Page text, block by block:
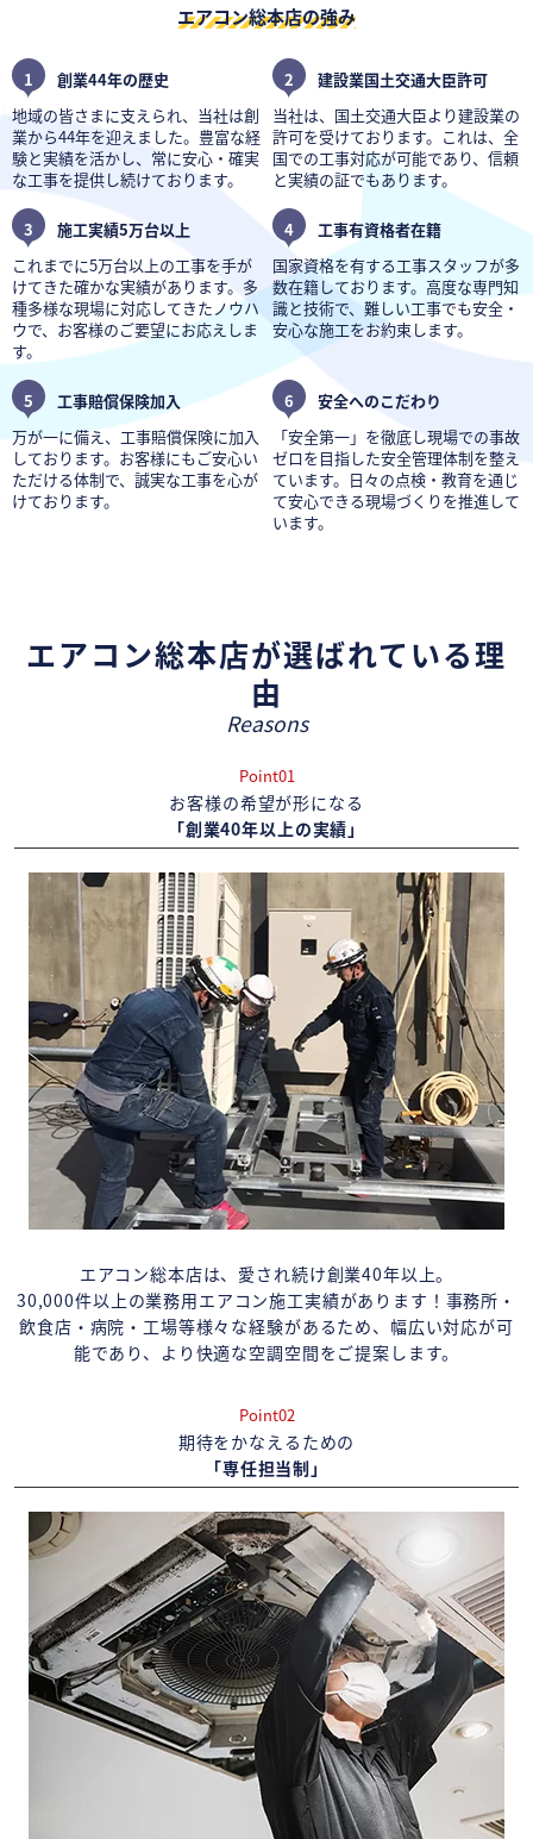
エアコン総本店の強み
1
創業44年の歴史
地域の皆さまに支えられ、当社は創
業から44年を迎えました。豊富な経
験と実績を活かし、常に安心・確実
な工事を提供し続けております。
2
建設業国土交通大臣許可
当社は、国土交通大臣より建設業の
許可を受けております。これは、全
国での工事対応が可能であり、信頼
と実績の証でもあります。
3
施工実績5万台以上
これまでに5万台以上の工事を手が
けてきた確かな実績があります。多
種多様な現場に対応してきたノウハ
ウで、お客様のご要望にお応えしま
す。
4
工事有資格者在籍
国家資格を有する工事スタッフが多
数在籍しております。高度な専門知
識と技術で、難しい工事でも安全・
安心な施工をお約束します。
5
工事賠償保険加入
万が一に備え、工事賠償保険に加入
しております。お客様にもご安心い
ただける体制で、誠実な工事を心が
けております。
6
安全へのこだわり
「安全第一」を徹底し現場での事故
ゼロを目指した安全管理体制を整え
ています。日々の点検・教育を通じ
て安心できる現場づくりを推進して
います。
エアコン総本店が選ばれている理
由
Reasons
Point01
お客様の希望が形になる
「創業40年以上の実績」
エアコン総本店は、愛され続け創業40年以上。
30,000件以上の業務用エアコン施工実績があります！事務所・
飲食店・病院・工場等様々な経験があるため、幅広い対応が可
能であり、より快適な空調空間をご提案します。
Point02
期待をかなえるための
「専任担当制」